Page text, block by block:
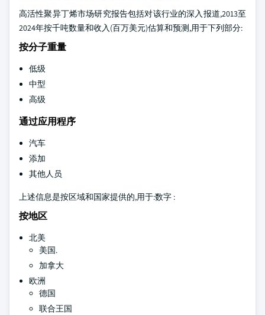
高活性聚异丁烯市场研究报告包括对该行业的深入报道,2013至
2024年按千吨数量和收入(百万美元)估算和预测,用于下列部分:
按分子重量
低级
中型
高级
通过应用程序
汽车
添加
其他人员
上述信息是按区域和国家提供的,用于:数字 :
按地区
北美
美国.
加拿大
欧洲
德国
联合王国